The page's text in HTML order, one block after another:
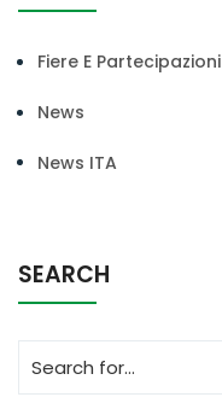
Fiere E Partecipazioni
News
News ITA
SEARCH